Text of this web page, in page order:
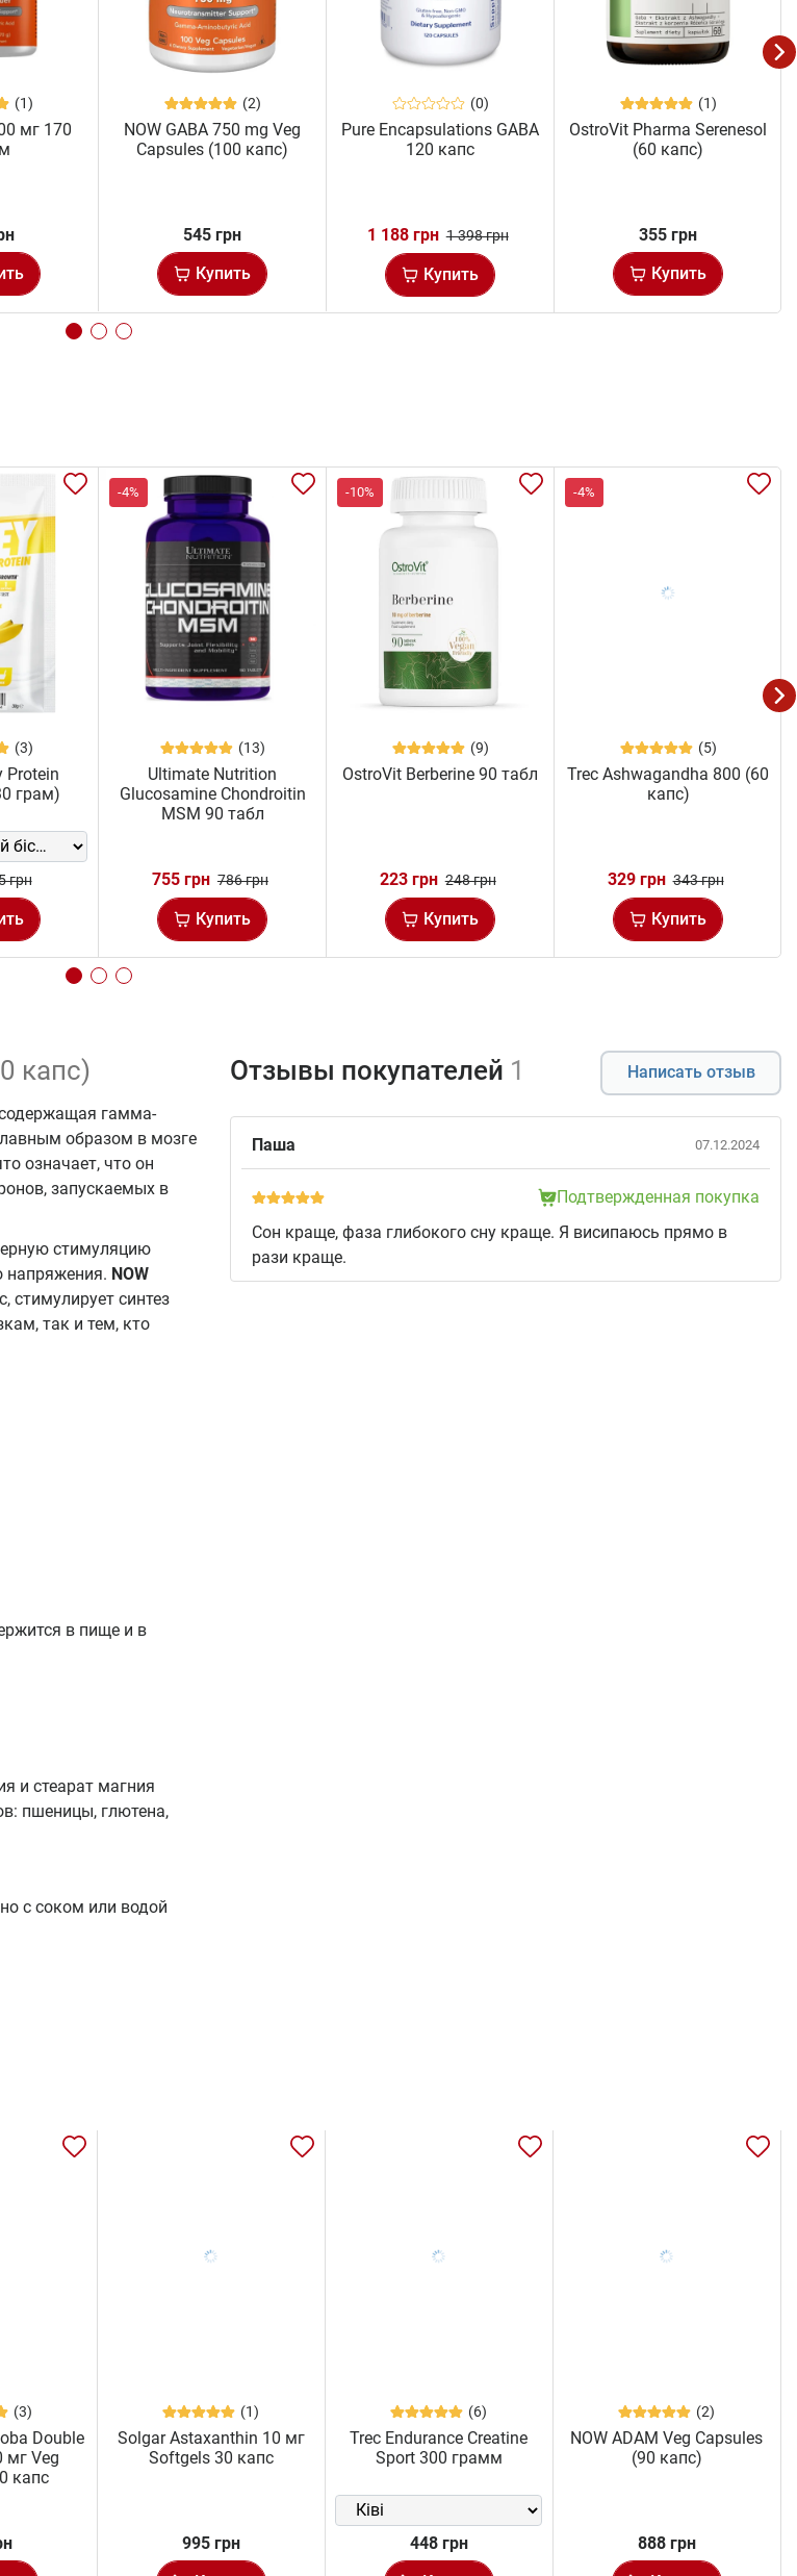
(1)
мг 170
(2)
NOW GABA 750 mg Veg
Capsules (100 капс)
545 грн
Купить
(0)
Pure Encapsulations GABA
120 капс
1 188 грн 1 398 грн
Купить
(1)
OstroVit Pharma Serenesol
(60 капс)
355 грн
Купить
(3)
Protein
грам)
грн
-4%
(13)
Ultimate Nutrition
Glucosamine Chondroitin
MSM 90 табл
755 грн 786 грн
Купить
-10%
(9)
OstroVit Berberine 90 табл
223 грн 248 грн
Купить
-4%
(5)
Trec Ashwagandha 800 (60
капс)
329 грн 343 грн
Купить
капс)
гамма-
образом в мозге
означает, что он
запускаемых в
стимуляцию
напряжения. NOW
стимулирует синтез
так и тем, кто
в пище и в
и стеарат магния
пшеницы, глютена,
с соком или водой
Отзывы покупателей 1 Написать отзыв
Паша 07.12.2024
Подтвержденная покупка
Сон краще, фаза глибокого сну краще. Я висипаюсь прямо в
рази краще.
(3)
Double
мг Veg
капс
(1)
Solgar Astaxanthin 10 мг
Softgels 30 капс
995 грн
(6)
Trec Endurance Creatine
Sport 300 грамм
448 грн
(2)
NOW ADAM Veg Capsules
(90 капс)
888 грн